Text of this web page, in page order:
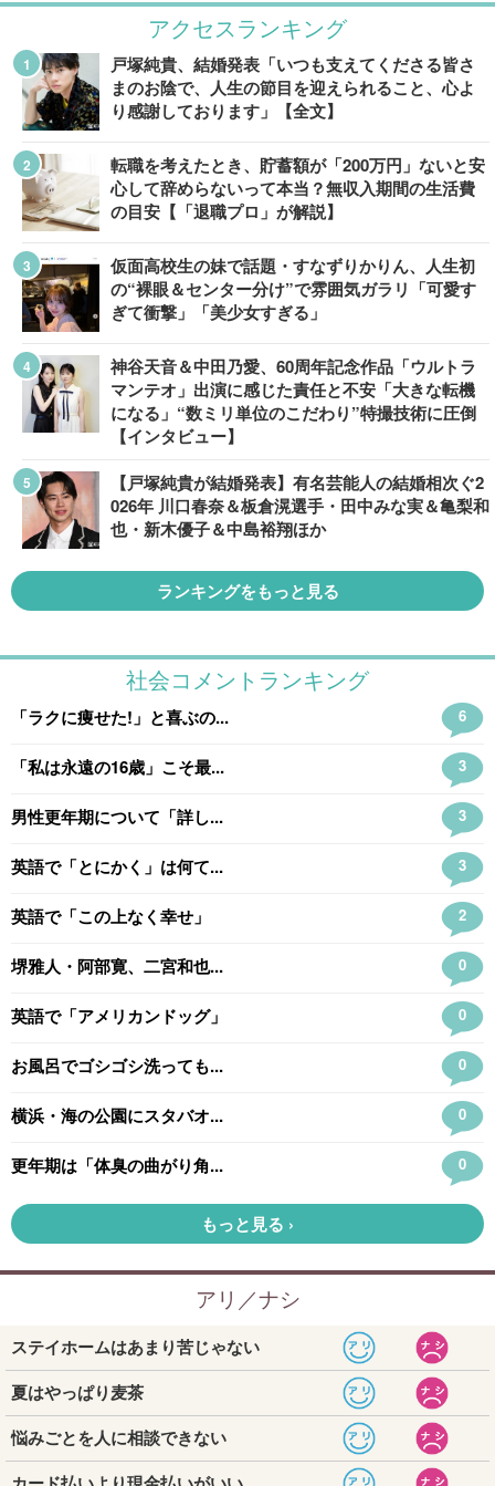
アクセスランキング
戸塚純貴、結婚発表「いつも支えてくださる皆さ
まのお陰で、人生の節目を迎えられること、心よ
り感謝しております」【全文】
転職を考えたとき、貯蓄額が「200万円」ないと安
心して辞めらないって本当？無収入期間の生活費
の目安【「退職プロ」が解説】
仮面高校生の妹で話題・すなずりかりん、人生初
の“裸眼＆センター分け”で雰囲気ガラリ「可愛す
ぎて衝撃」「美少女すぎる」
神谷天音＆中田乃愛、60周年記念作品「ウルトラ
マンテオ」出演に感じた責任と不安「大きな転機
になる」“数ミリ単位のこだわり”特撮技術に圧倒
【インタビュー】
【戸塚純貴が結婚発表】有名芸能人の結婚相次ぐ2
026年 川口春奈＆板倉滉選手・田中みな実＆亀梨和
也・新木優子＆中島裕翔ほか
ランキングをもっと見る